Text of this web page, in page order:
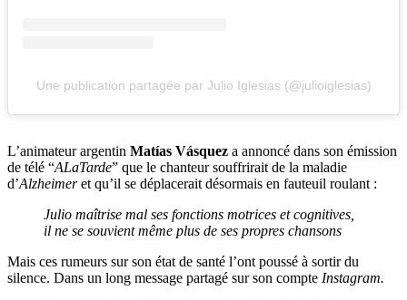
Une publication partagée par Julio Iglesias (@julioiglesias)
L’animateur argentin Matías Vásquez a annoncé dans son émission
de télé “ALaTarde” que le chanteur souffrirait de la maladie
d’Alzheimeret qu’il se déplacerait désormais en fauteuil roulant :
Julio maîtrise mal ses fonctions motrices et cognitives,
il ne se souvient même plus de ses propres chansons
Mais ces rumeurs sur son état de santé l’ont poussé à sortir du
silence. Dans un long message partagé sur son compte Instagram.